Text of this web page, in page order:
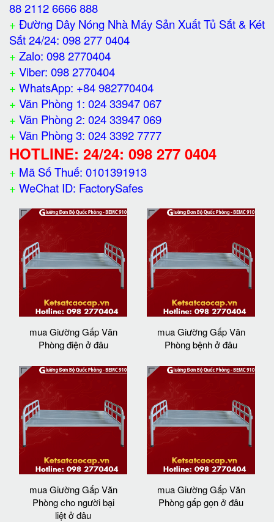
88 2112 6666 888
+ Đường Dây Nóng Nhà Máy Sản Xuất Tủ Sắt & Két
Sắt 24/24: 098 277 0404
+ Zalo: 098 2770404
+ Viber: 098 2770404
+ WhatsApp: +84 982770404
+ Văn Phòng 1: 024 33947 067
+ Văn Phòng 2: 024 33947 069
+ Văn Phòng 3: 024 3392 7777
HOTLINE: 24/24: 098 277 0404
+ Mã Số Thuế: 0101391913
+ WeChat ID: FactorySafes
mua Giường Gấp Văn
Phòng điện ở đâu
mua Giường Gấp Văn
Phòng bệnh ở đâu
mua Giường Gấp Văn
Phòng cho người bại
liệt ở đâu
mua Giường Gấp Văn
Phòng gấp gọn ở đâu